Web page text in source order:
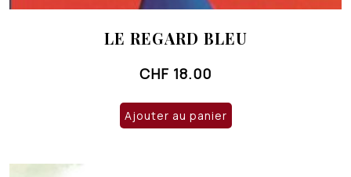
LE REGARD BLEU
CHF 18.00
Ajouter au panier